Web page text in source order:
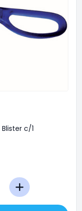
Blister c/1